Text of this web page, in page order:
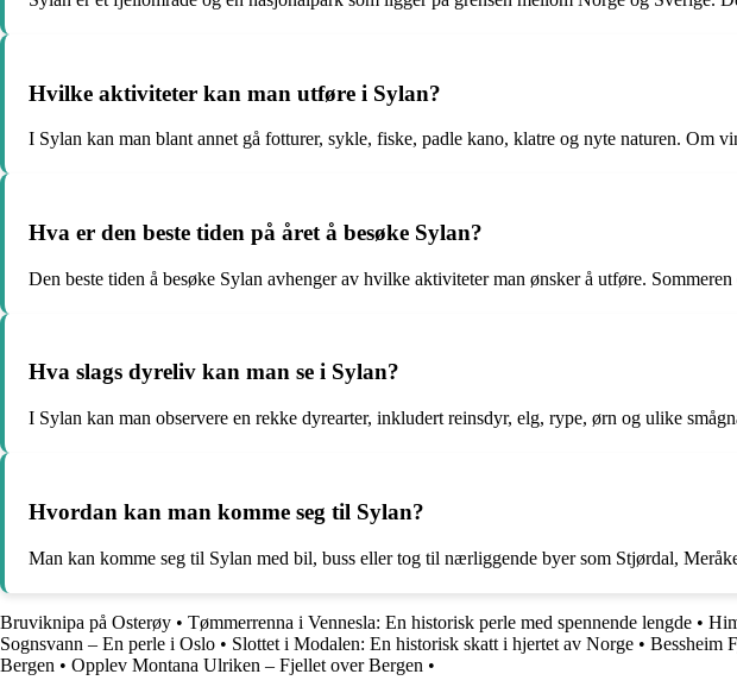
Hvilke aktiviteter kan man utføre i Sylan?
I Sylan kan man blant annet gå fotturer, sykle, fiske, padle kano, klatre og nyte naturen. Om
Hva er den beste tiden på året å besøke Sylan?
Den beste tiden å besøke Sylan avhenger av hvilke aktiviteter man ønsker å utføre.
Hva slags dyreliv kan man se i Sylan?
I Sylan kan man observere en rekke dyrearter, inkludert reinsdyr, elg, rype, ørn og ulike
Hvordan kan man komme seg til Sylan?
Man kan komme seg til Sylan med bil, buss eller tog til nærliggende byer som Stjørdal,
Bruviknipa på Osterøy • Tømmerrenna i Vennesla: En historisk perle med spennende lengde •
Sognsvann – En perle i Oslo • Slottet i Modalen: En historisk skatt i hjertet av Norge • Bessheim
Bergen • Opplev Montana Ulriken – Fjellet over Bergen •